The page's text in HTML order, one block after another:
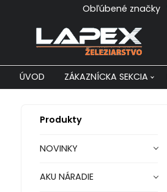
Obľúbené značky
ÚVOD ZÁKAZNÍCKA SEKCIA
Produkty
NOVINKY
AKU NÁRADIE